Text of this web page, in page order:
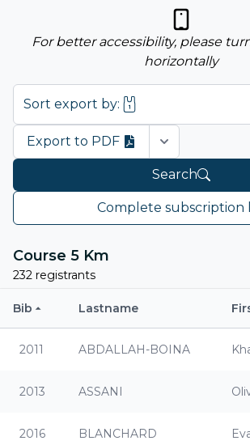
For better accessibility, please
horizontally
Complete subscription
Search
Export to PDF Open options
Sort export by:
Course 5 Km
232 registrants
Bib Lastname
2011 ABDALLAH-BOINA
2013 ASSANI
2016 BLANCHARD